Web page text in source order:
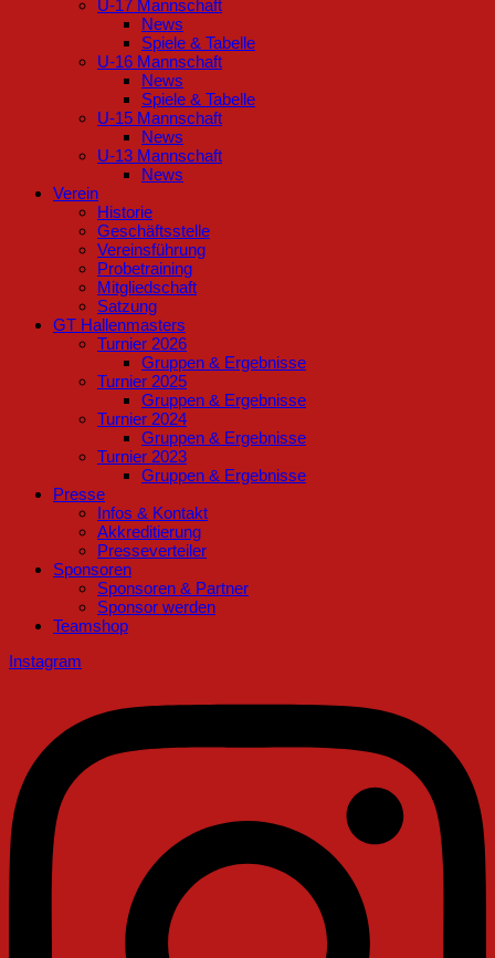
U-17 Mannschaft
News
Spiele & Tabelle
U-16 Mannschaft
News
Spiele & Tabelle
U-15 Mannschaft
News
U-13 Mannschaft
News
Verein
Historie
Geschäftsstelle
Vereinsführung
Probetraining
Mitgliedschaft
Satzung
GT Hallenmasters
Turnier 2026
Gruppen & Ergebnisse
Turnier 2025
Gruppen & Ergebnisse
Turnier 2024
Gruppen & Ergebnisse
Turnier 2023
Gruppen & Ergebnisse
Presse
Infos & Kontakt
Akkreditierung
Presseverteiler
Sponsoren
Sponsoren & Partner
Sponsor werden
Teamshop
Instagram